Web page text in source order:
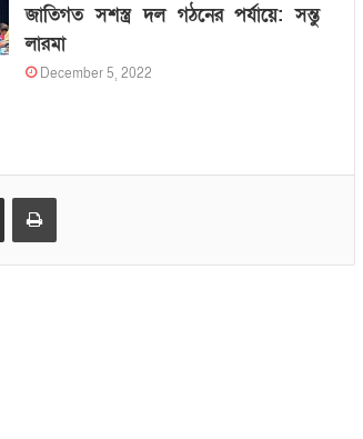
জাতিগত সশস্ত্র দল গঠনের পর্যায়ে: সন্তু
লারমা
December 5, 2022